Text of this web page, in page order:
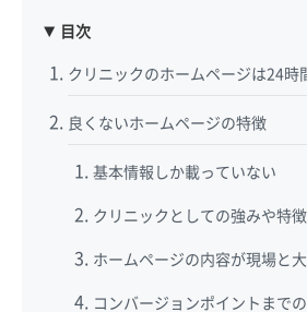
目次
クリニックのホームページは24時
良くないホームページの特徴
基本情報しか載っていない
クリニックとしての強みや特
ホームページの内容が現場と
コンバージョンポイントまで